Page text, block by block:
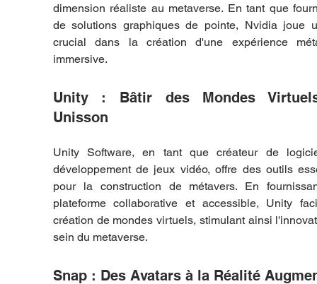
dimension réaliste au metaverse. En tant que
de solutions graphiques de pointe, Nvidia joue
crucial dans la création d'une expérience
immersive.
Unity : Bâtir des Mondes
Unisson
Unity Software, en tant que créateur de
développement de jeux vidéo, offre des outils
pour la construction de métavers. En
plateforme collaborative et accessible, Unity
création de mondes virtuels, stimulant ainsi
sein du metaverse.
Snap : Des Avatars à la Réalité